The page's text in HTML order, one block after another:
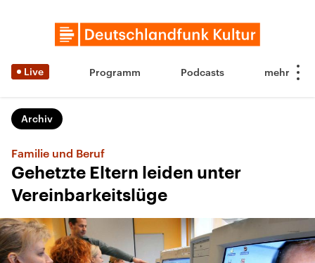
Live Programm Podcasts
Archiv
Familie und Beruf
Gehetzte Eltern leiden unter
Vereinbarkeitslüge